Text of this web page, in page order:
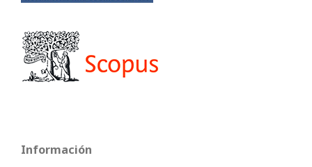
Información